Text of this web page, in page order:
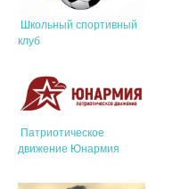
Школьный спортивный
клуб
Патриотическое
движение Юнармия